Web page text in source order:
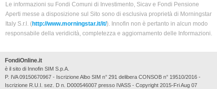
Le informazioni su Fondi Comuni di Investimento, Sicav e Fondi Pensione
Aperti messe a disposizione sul Sito sono di esclusiva proprietà di Morningstar
Italy S.r.l. (http://www.morningstar.it/it/). Innofin non è pertanto in alcun modo
responsabile della veridicità, completezza e aggiornamento delle Informazioni.
FondiOnline.it
è il sito di Innofin SIM S.p.A.
P. IVA 09150670967 - Iscrizione Albo SIM n° 291 delibera CONSOB n° 19510/2016 -
Iscrizione R.U.I. sez. D n. D000546007 presso IVASS - Copyright 2015-Fri Aug 07